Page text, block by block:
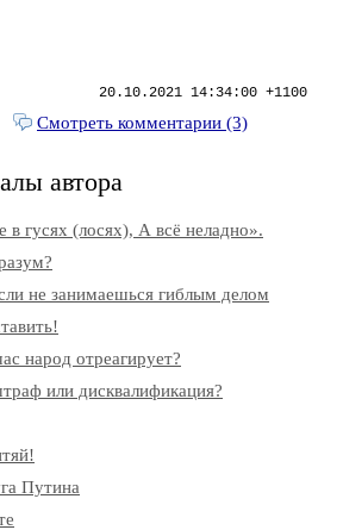
20.10.2021 14:34:00 +1100
Смотреть комментарии (3)
автора
гусях (лосях), А всё неладно».
не занимаешься гиблым делом
народ отреагирует?
или дисквалификация?
Путина